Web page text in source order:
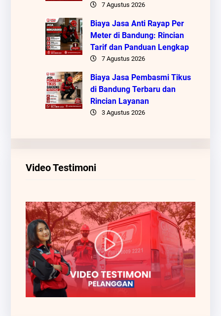
7 Agustus 2026
Biaya Jasa Anti Rayap Per
Meter di Bandung: Rincian
Tarif dan Panduan Lengkap
7 Agustus 2026
Biaya Jasa Pembasmi Tikus
di Bandung Terbaru dan
Rincian Layanan
3 Agustus 2026
Video Testimoni